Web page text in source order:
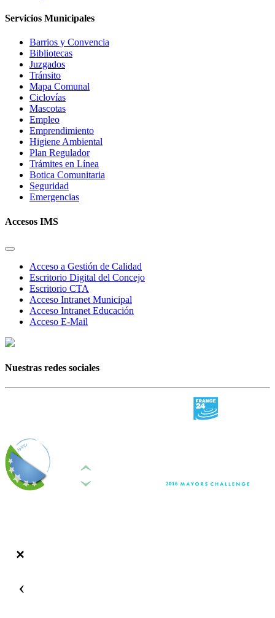
Servicios Municipales
Barrios y Convencia
Bibliotecas
Juzgados
Tránsito
Mapa Comunal
Ciclovías
Mascotas
Empleo
Emprendimiento
Higiene Ambiental
Plan Regulador
Trámites en Línea
Botica Comunitaria
Seguridad
Emergencias
Accesos IMS
Acceso a Gestión de Calidad
Escritorio Digital del Concejo
Escritorio CTA
Acceso Intranet Municipal
Acceso Intranet Educación
Acceso E-Mail
Nuestras redes sociales
‹